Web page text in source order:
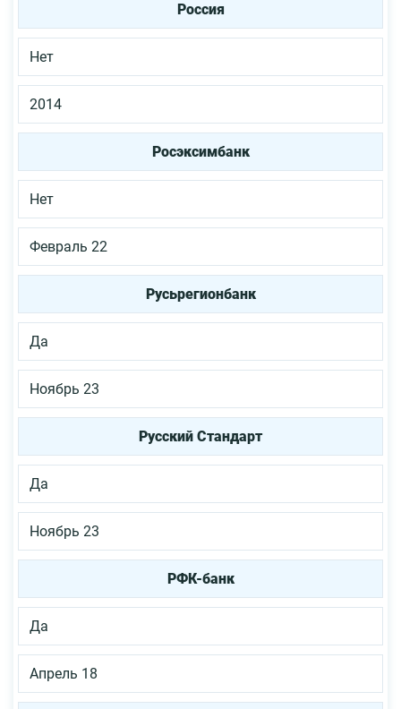
Россия
Нет
2014
Росэксимбанк
Нет
Февраль 22
Русьрегионбанк
Да
Ноябрь 23
Русский Стандарт
Да
Ноябрь 23
РФК-банк
Да
Апрель 18